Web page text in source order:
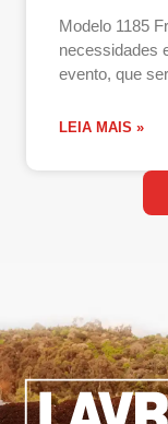
Modelo 1185
necessidades
evento, que
LEIA MAIS »